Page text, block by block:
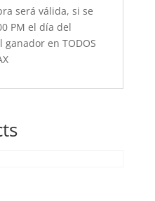
será válida, si se
PM el día del
en TODOS